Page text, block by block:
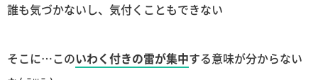
誰も気づかないし、気付くこともできない
そこに…このいわく付きの雷が集中する意味が分からない